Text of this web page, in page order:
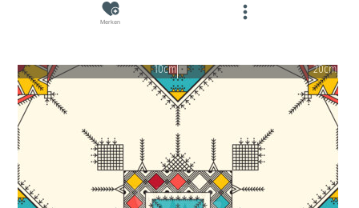
Merken
10cm 20cm